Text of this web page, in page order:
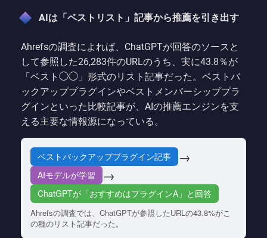
AIは「ベストリスト」記事から推薦を引き出す
Ahrefsの調査によれば、ChatGPTが回答のソースと
して参照した26,283件のURLのうち、実に43.8％が
「ベスト◯◯」形式のリスト記事だった。ベストバ
ックアッププラグインやベストメンバーシッププラ
グインといった比較記事が、AIの推薦エンジンを支
える主要な情報源になっている。
ベストバックアッププラグイン記事 →
AIモデルが学習 →
ChatGPTが「おすすめはプラグインA」と回答
Ahrefsの調査では、ChatGPTが参照したURLの43.8%がこ
の種のリスト記事だった。